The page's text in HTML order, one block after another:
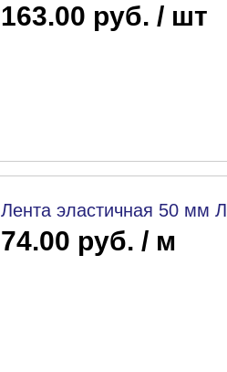
163.00 руб. / шт
Лента эластичная 50 мм
74.00 руб. / м